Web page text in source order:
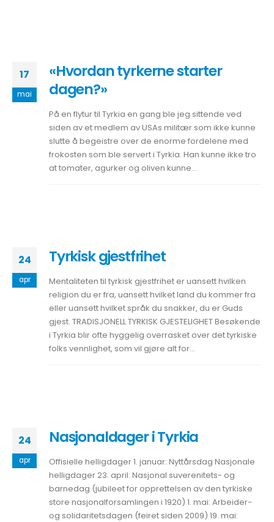
17
mai
«Hvordan tyrkerne starter
dagen?»
På en flytur til Tyrkia en gang ble jeg sittende ved
siden av et medlem av USAs militær som ikke kunne
slutte å begeistre over de enorme fordelene med
frokosten som ble servert i Tyrkia. Han kunne ikke tro
at tomater, agurker og oliven kunne...
24
apr
Tyrkisk gjestfrihet
Mentaliteten til tyrkisk gjestfrihet er uansett hvilken
religion du er fra, uansett hvilket land du kommer fra
eller uansett hvilket språk du snakker, du er Guds
gjest. TRADISJONELL TYRKISK GJESTELIGHET Besøkende
i Tyrkia blir ofte hyggelig overrasket over det tyrkiske
folks vennlighet, som vil gjøre alt for...
24
apr
Nasjonaldager i Tyrkia
Offisielle helligdager 1. januar: Nyttårsdag Nasjonale
helligdager 23. april: Nasjonal suverenitets- og
barnedag (jubileet for opprettelsen av den tyrkiske
store nasjonalforsamlingen i 1920) 1. mai: Arbeider-
og solidaritetsdagen (feiret siden 2009) 19. mai: